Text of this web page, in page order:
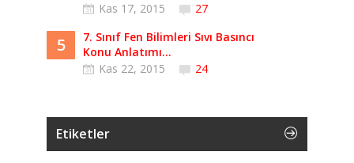
Kas 17, 2015
27
5
7. Sınıf Fen Bilimleri Sıvı Basıncı
Konu Anlatımı...
Kas 22, 2015
24
Etiketler